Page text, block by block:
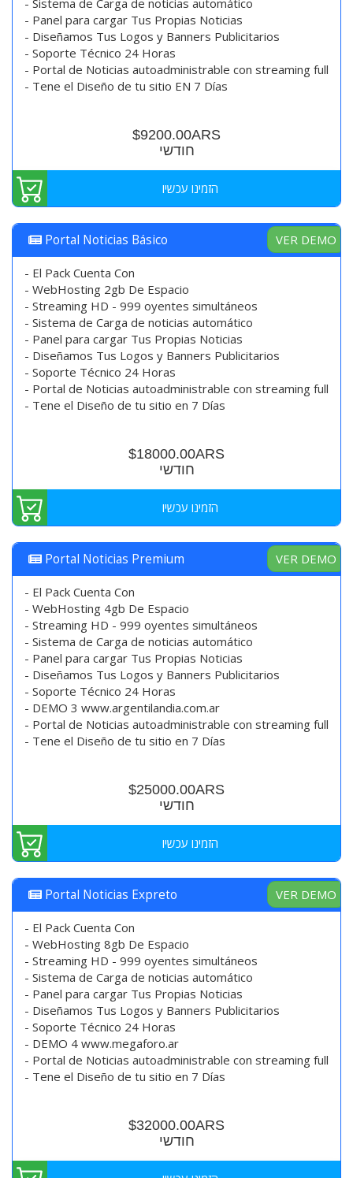
- Sistema de Carga de noticias automático
- Panel para cargar Tus Propias Noticias
- Diseñamos Tus Logos y Banners Publicitarios
- Soporte Técnico 24 Horas
- Portal de Noticias autoadministrable con streaming full
- Tene el Diseño de tu sitio EN 7 Días
$9200.00ARS
חודשי
הזמינו עכשיו
Portal Noticias Básico VER DEMO
- El Pack Cuenta Con
- WebHosting 2gb De Espacio
- Streaming HD - 999 oyentes simultáneos
- Sistema de Carga de noticias automático
- Panel para cargar Tus Propias Noticias
- Diseñamos Tus Logos y Banners Publicitarios
- Soporte Técnico 24 Horas
- Portal de Noticias autoadministrable con streaming full
- Tene el Diseño de tu sitio en 7 Días
$18000.00ARS
חודשי
הזמינו עכשיו
Portal Noticias Premium VER DEMO
- El Pack Cuenta Con
- WebHosting 4gb De Espacio
- Streaming HD - 999 oyentes simultáneos
- Sistema de Carga de noticias automático
- Panel para cargar Tus Propias Noticias
- Diseñamos Tus Logos y Banners Publicitarios
- Soporte Técnico 24 Horas
- DEMO 3 www.argentilandia.com.ar
- Portal de Noticias autoadministrable con streaming full
- Tene el Diseño de tu sitio en 7 Días
$25000.00ARS
חודשי
הזמינו עכשיו
Portal Noticias Expreto VER DEMO
- El Pack Cuenta Con
- WebHosting 8gb De Espacio
- Streaming HD - 999 oyentes simultáneos
- Sistema de Carga de noticias automático
- Panel para cargar Tus Propias Noticias
- Diseñamos Tus Logos y Banners Publicitarios
- Soporte Técnico 24 Horas
- DEMO 4 www.megaforo.ar
- Portal de Noticias autoadministrable con streaming full
- Tene el Diseño de tu sitio en 7 Días
$32000.00ARS
חודשי